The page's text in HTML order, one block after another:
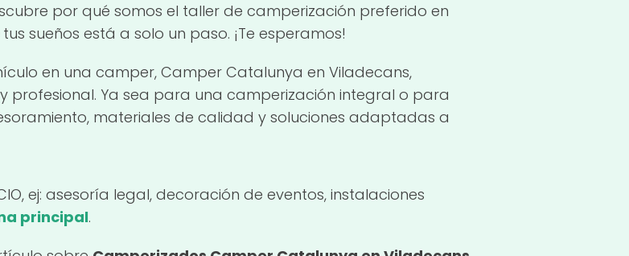
por qué somos el taller de camperización preferido en
sueños está a solo un paso. ¡Te esperamos!
en una camper, Camper Catalunya en Viladecans,
profesional. Ya sea para una camperización integral o para
materiales de calidad y soluciones adaptadas a
ej: asesoría legal, decoración de eventos, instalaciones
principal.